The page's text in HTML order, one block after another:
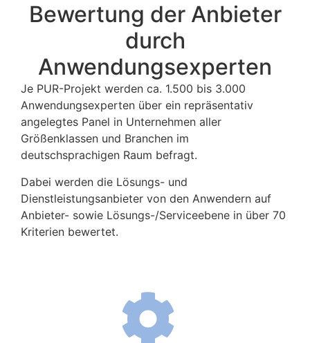
Bewertung der Anbieter
durch
Anwendungsexperten
Je PUR-Projekt werden ca. 1.500 bis 3.000
Anwendungsexperten über ein repräsentativ
angelegtes Panel in Unternehmen aller
Größenklassen und Branchen im
deutschsprachigen Raum befragt.
Dabei werden die Lösungs- und
Dienstleistungsanbieter von den Anwendern auf
Anbieter- sowie Lösungs-/Serviceebene in über 70
Kriterien bewertet.